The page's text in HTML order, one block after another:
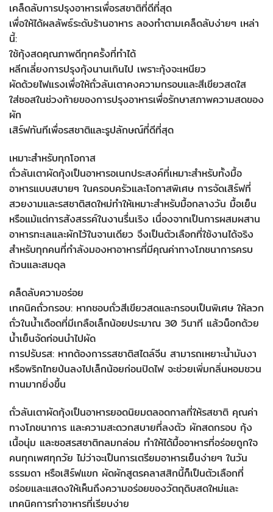
เคล็ดลับการปรุงอาหารเพื่อรสชาติที่ดีที่สุด
เพื่อให้ได้ผลลัพธ์ระดับร้านอาหาร ลองทำตามเคล็ดลับง่ายๆ เหล่า
นี้:
ใช้กุ้งสดคุณภาพดีทุกครั้งที่ทำได้
หลีกเลี่ยงการปรุงกุ้งนานเกินไป เพราะกุ้งจะเหนียว
ผัดด้วยไฟแรงเพื่อให้ถั่วลันเตาคงความกรอบและสีเขียวสดใส
ใส่ซอสในช่วงท้ายของการปรุงอาหารเพื่อรักษาสภาพความสดของ
ผัก
เสิร์ฟทันทีเพื่อรสชาติและรูปลักษณ์ที่ดีที่สุด
เหมาะสำหรับทุกโอกาส
ถั่วลันเตาผัดกุ้งเป็นอาหารอเนกประสงค์ที่เหมาะสำหรับทั้งมื้อ
อาหารแบบสบายๆ ในครอบครัวและโอกาสพิเศษ การจัดเสิร์ฟที่
สวยงามและรสชาติสดใหม่ทำให้เหมาะสำหรับมื้อกลางวัน มื้อเย็น
หรือแม้แต่การสังสรรค์ในงานรื่นเริง เนื่องจากเป็นการผสมผสาน
อาหารทะเลและผักไว้ในจานเดียว จึงเป็นตัวเลือกที่ใช้งานได้จริง
สำหรับทุกคนที่กำลังมองหาอาหารที่มีคุณค่าทางโภชนาการครบ
ถ้วนและสมดุล
คล็ดลับความอร่อย
เทคนิคถั่วกรอบ: หากชอบถั่วสีเขียวสดและกรอบเป็นพิเศษ ให้ลวก
ถั่วในน้ำเดือดที่มีเกลือเล็กน้อยประมาณ 30 วินาที แล้วน็อกด้วย
น้ำเย็นจัดก่อนนำไปผัด
การปรับรส: หากต้องการรสชาติสไตล์จีน สามารถเหยาะน้ำมันงา
หรือพริกไทยป่นลงไปเล็กน้อยก่อนปิดไฟ จะช่วยเพิ่มกลิ่นหอมชวน
ทานมากยิ่งขึ้น
ถั่วลันเตาผัดกุ้งเป็นอาหารยอดนิยมตลอดกาลที่ให้รสชาติ คุณค่า
ทางโภชนาการ และความสะดวกสบายที่ลงตัว ผักสดกรอบ กุ้ง
เนื้อนุ่ม และซอสรสชาติกลมกล่อม ทำให้ได้มื้ออาหารที่อร่อยถูกใจ
คนทุกเพศทุกวัย ไม่ว่าจะเป็นการเตรียมอาหารเย็นง่ายๆ ในวัน
ธรรมดา หรือเสิร์ฟแขก ผัดผักสูตรคลาสสิกนี้ก็เป็นตัวเลือกที่
อร่อยและแสดงให้เห็นถึงความอร่อยของวัตถุดิบสดใหม่และ
เทคนิคการทำอาหารที่เรียบง่าย